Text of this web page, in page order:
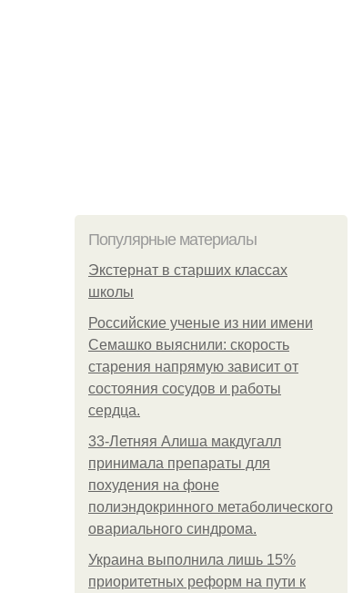
Популярные материалы
Экстернат в старших классах
школы
Российские ученые из нии имени
Семашко выяснили: скорость
старения напрямую зависит от
состояния сосудов и работы
сердца.
33-Летняя Алиша макдугалл
принимала препараты для
похудения на фоне
полиэндокринного метаболического
овариального синдрома.
Украина выполнила лишь 15%
приоритетных реформ на пути к